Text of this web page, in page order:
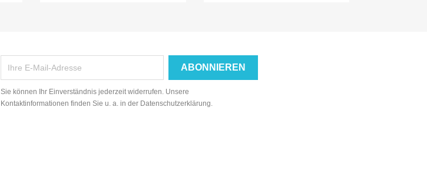
Sie können Ihr Einverständnis jederzeit widerrufen. Unsere
Kontaktinformationen finden Sie u. a. in der Datenschutzerklärung.